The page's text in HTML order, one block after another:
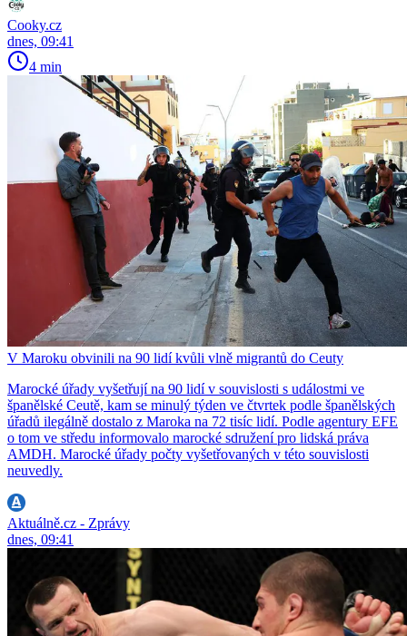
Cooky.cz
dnes, 09:41
4 min
V Maroku obvinili na 90 lidí kvůli vlně migrantů do Ceuty
Marocké úřady vyšetřují na 90 lidí v souvislosti s událostmi ve
španělské Ceutě, kam se minulý týden ve čtvrtek podle španělských
úřadů ilegálně dostalo z Maroka na 72 tisíc lidí. Podle agentury EFE
o tom ve středu informovalo marocké sdružení pro lidská práva
AMDH. Marocké úřady počty vyšetřovaných v této souvislosti
neuvedly.
Aktuálně.cz - Zprávy
dnes, 09:41